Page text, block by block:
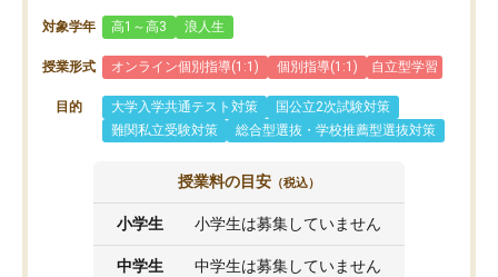
対象学年 高1～高3 浪人生
授業形式 オンライン個別指導(1:1) 個別指導(1:1) 自立型学習
目的 大学入学共通テスト対策
国公立2次試験対策
難関私立受験対策
総合型選抜・学校推薦型選抜対策
授業料の目安 （税込）
小学生 小学生は募集していません
中学生 中学生は募集していません